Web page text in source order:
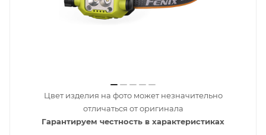
Цвет изделия на фото может незначительно
отличаться от оригинала
Гарантируем честность в характеристиках